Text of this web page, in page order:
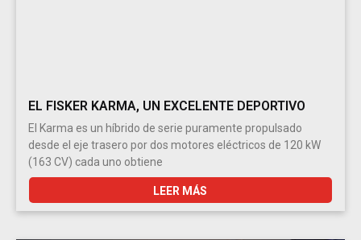
EL FISKER KARMA, UN EXCELENTE DEPORTIVO
El Karma es un híbrido de serie puramente propulsado
desde el eje trasero por dos motores eléctricos de 120 kW
(163 CV) cada uno obtiene
LEER MÁS